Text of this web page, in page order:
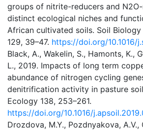
groups of nitrite-reducers and
distinct ecological niches and
African cultivated soils. Soil
129, 39–47. https://doi.org/10.1016/
Black, A., Wakelin, S., Hamonts, K.,
L., 2019. Impacts of long term
abundance of nitrogen cycling
denitrification activity in pasture
Ecology 138, 253–261.
https://doi.org/10.1016/
Drozdova, M.Y., Pozdnyakova, A.V.,